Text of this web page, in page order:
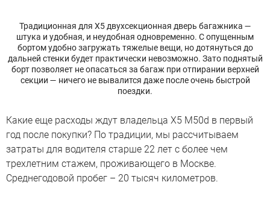
Традиционная для X5 двухсекционная дверь багажника —
штука и удобная, и неудобная одновременно. С опущенным
бортом удобно загружать тяжелые вещи, но дотянуться до
дальней стенки будет практически невозможно. Зато поднятый
борт позволяет не опасаться за багаж при отпирании верхней
секции — ничего не вывалится даже после очень быстрой
поездки.
Какие еще расходы ждут владельца X5 M50d в первый
год после покупки? По традиции, мы рассчитываем
затраты для водителя старше 22 лет с более чем
трехлетним стажем, проживающего в Москве.
Среднегодовой пробег – 20 тысяч километров.